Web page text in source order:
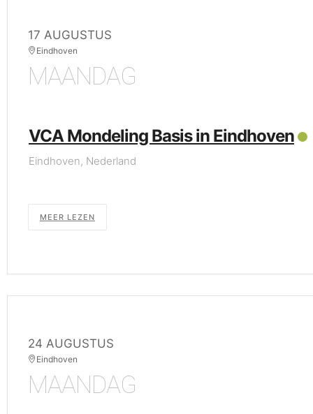
17 AUGUSTUS
Eindhoven
MAANDAG
VCA Mondeling Basis in Eindhoven
Eindhoven, Nederland
MEER LEZEN
24 AUGUSTUS
Eindhoven
MAANDAG